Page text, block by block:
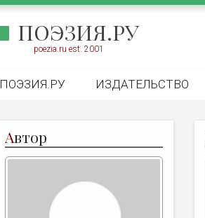
ПОЭЗИЯ.РУ
poezia.ru est. 2001
ПОЭЗИЯ.РУ ИЗДАТЕЛЬСТВО
Автор